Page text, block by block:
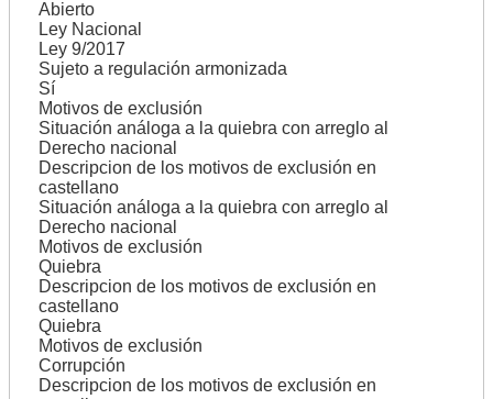
Abierto
Ley Nacional
Ley 9/2017
Sujeto a regulación armonizada
Sí
Motivos de exclusión
Situación análoga a la quiebra con arreglo al
Derecho nacional
Descripcion de los motivos de exclusión en
castellano
Situación análoga a la quiebra con arreglo al
Derecho nacional
Motivos de exclusión
Quiebra
Descripcion de los motivos de exclusión en
castellano
Quiebra
Motivos de exclusión
Corrupción
Descripcion de los motivos de exclusión en